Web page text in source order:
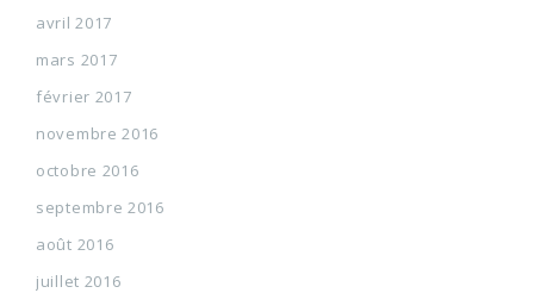
avril 2017
mars 2017
février 2017
novembre 2016
octobre 2016
septembre 2016
août 2016
juillet 2016